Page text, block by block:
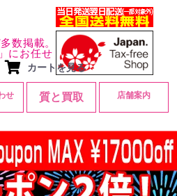
数掲載。
にお任せ
カートを見る
せ 質と買取 店舗案内